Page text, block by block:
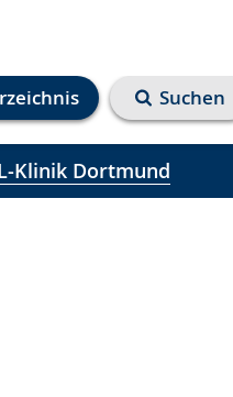
Suchen
Klinik Dortmund